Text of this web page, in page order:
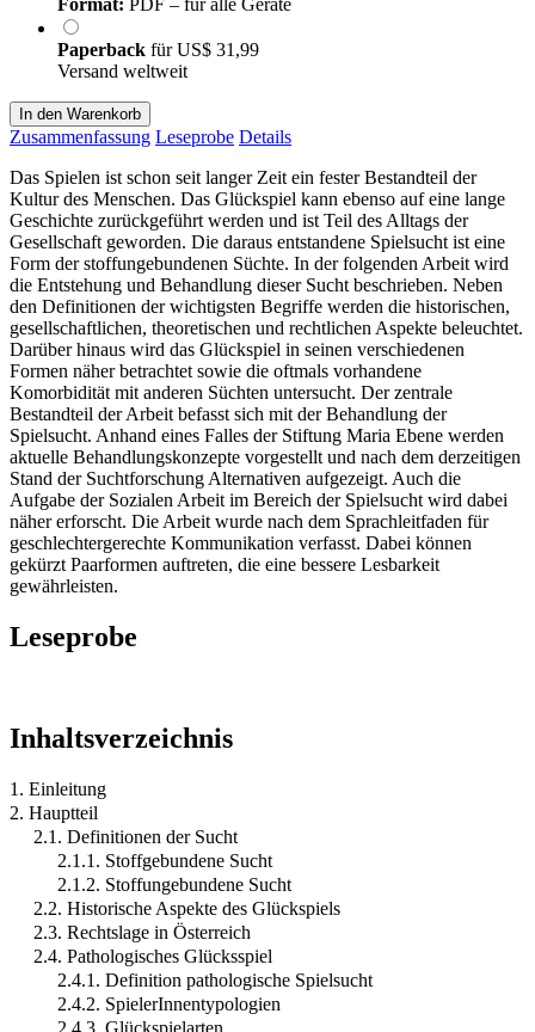
Paperback fürUS$ 31,99
Versand weltweit
In den Warenkorb
Zusammenfassung Leseprobe Details
Das Spielen ist schon seit langer Zeit ein fester Bestandteil der
Kultur des Menschen. Das Glückspiel kann ebenso auf eine lange
Geschichte zurückgeführt werden und ist Teil des Alltags der
Gesellschaft geworden. Die daraus entstandene Spielsucht ist eine
Form der stoffungebundenen Süchte. In der folgenden Arbeit wird
die Entstehung und Behandlung dieser Sucht beschrieben. Neben
den Definitionen der wichtigsten Begriffe werden die historischen,
gesellschaftlichen, theoretischen und rechtlichen Aspekte beleuchtet.
Darüber hinaus wird das Glückspiel in seinen verschiedenen
Formen näher betrachtet sowie die oftmals vorhandene
Komorbidität mit anderen Süchten untersucht. Der zentrale
Bestandteil der Arbeit befasst sich mit der Behandlung der
Spielsucht. Anhand eines Falles der Stiftung Maria Ebene werden
aktuelle Behandlungskonzepte vorgestellt und nach dem derzeitigen
Stand der Suchtforschung Alternativen aufgezeigt. Auch die
Aufgabe der Sozialen Arbeit im Bereich der Spielsucht wird dabei
näher erforscht. Die Arbeit wurde nach dem Sprachleitfaden für
geschlechtergerechte Kommunikation verfasst. Dabei können
gekürzt Paarformen auftreten, die eine bessere Lesbarkeit
gewährleisten.
Leseprobe
Inhaltsverzeichnis
1. Einleitung
2. Hauptteil
2.1. Definitionen der Sucht
2.1.1. Stoffgebundene Sucht
2.1.2. Stoffungebundene Sucht
2.2. Historische Aspekte des Glückspiels
2.3. Rechtslage in Österreich
2.4. Pathologisches Glücksspiel
2.4.1. Definition pathologische Spielsucht
2.4.2. SpielerInnentypologien
2.4.3. Glückspielarten